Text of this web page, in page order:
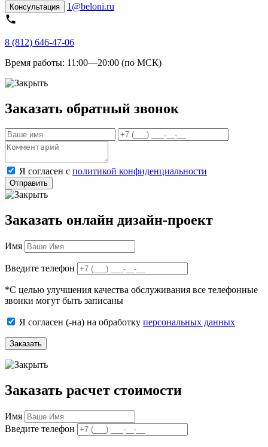
Консультация 1@beloni.ru
8 (812) 646-47-06
Время работы: 11:00—20:00 (по МСК)
Заказать обратный звонок
Я согласен с политикой конфиденциальности
Отправить
Заказать онлайн дизайн-проект
Имя
Введите телефон
*С целью улучшения качества обслуживания все телефонные
звонки могут быть записаны
Я согласен (-на) на обработку персональных данных
Заказать
Заказать расчет стоимости
Имя
Введите телефон